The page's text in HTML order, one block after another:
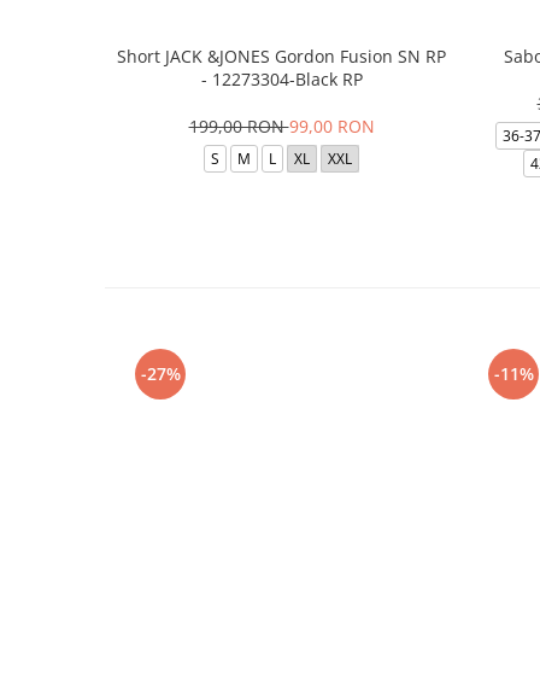
Short JACK &JONES Gordon Fusion SN RP
- 12273304-Black RP
199,00 RON99,00 RON
S M L XL XXL
36-37
-27% -11%